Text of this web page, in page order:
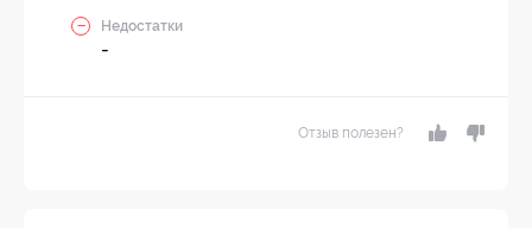
Недостатки
-
Отзыв полезен?